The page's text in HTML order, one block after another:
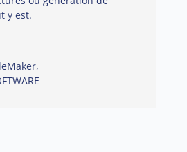
y est.
,